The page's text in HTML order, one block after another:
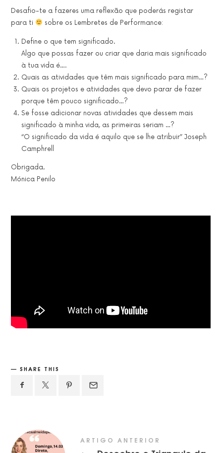
Desafio-te a fazeres uma reflexão que poderás registar
para ti
sobre os Lembretes de Performance:
Define o que tem significado.
Algo que possas fazer ou criar que daria mais significado
à tua vida é….
Quais as atividades que têm mais significado para mim…?
Quais os projetos e atividades que devo parar de fazer
porque têm pouco significado…?
Se fosse adicionar novas atividades que dessem mais
significado à minha vida, as primeiras seriam …?
“O significado da vida é aquilo que se lhe atribuir” Joseph
Camphrell
Obrigada.
Mónica Penilo
SHARE THIS
ARTIGO ANTERIOR